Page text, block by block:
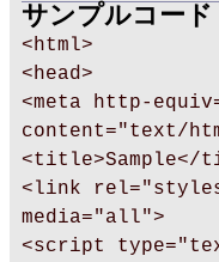
サンプルコード
<html>
<head>
<meta http-
content="text/
<title>Sample</
<link
media="all">
<script